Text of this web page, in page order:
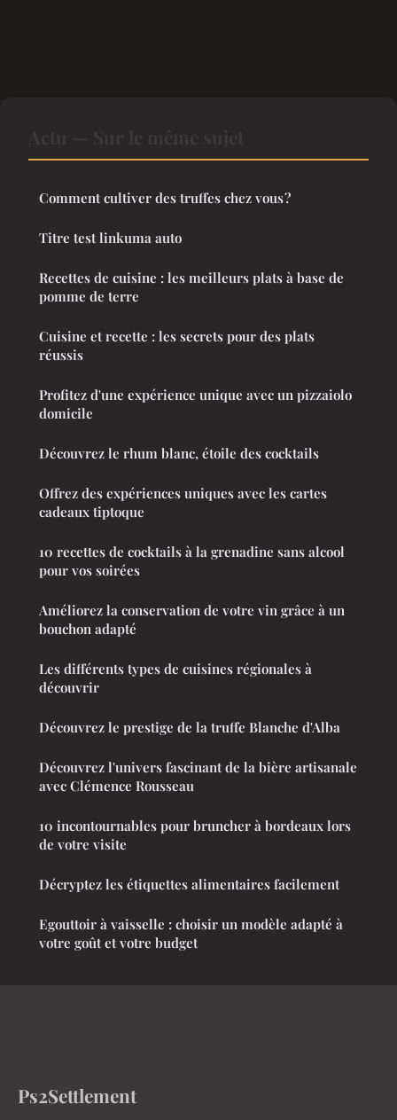
Comment cultiver des truffes chez vous ?
Titre test linkuma auto
Recettes de cuisine : les meilleurs plats à base de
pomme de terre
Cuisine et recette : les secrets pour des plats
réussis
Profitez d'une expérience unique avec un pizzaiolo
domicile
Découvrez le rhum blanc, étoile des cocktails
Offrez des expériences uniques avec les cartes
cadeaux tiptoque
10 recettes de cocktails à la grenadine sans alcool
pour vos soirées
Améliorez la conservation de votre vin grâce à un
bouchon adapté
Les différents types de cuisines régionales à
découvrir
Découvrez le prestige de la truffe Blanche d'Alba
Découvrez l'univers fascinant de la bière artisanale
avec Clémence Rousseau
10 incontournables pour bruncher à bordeaux lors
de votre visite
Décryptez les étiquettes alimentaires facilement
Egouttoir à vaisselle : choisir un modèle adapté à
votre goût et votre budget
Ps2Settlement